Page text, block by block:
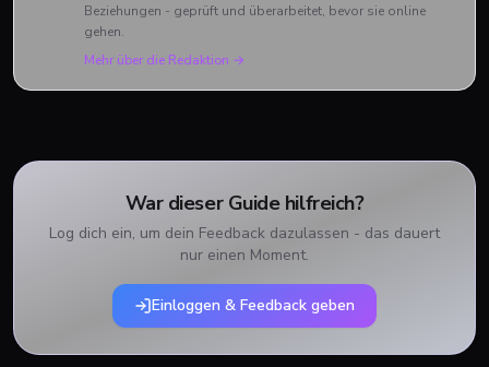
Beziehungen - geprüft und überarbeitet, bevor sie online
gehen.
Mehr über die Redaktion →
War dieser Guide hilfreich?
Log dich ein, um dein Feedback dazulassen - das dauert
nur einen Moment.
Einloggen & Feedback geben